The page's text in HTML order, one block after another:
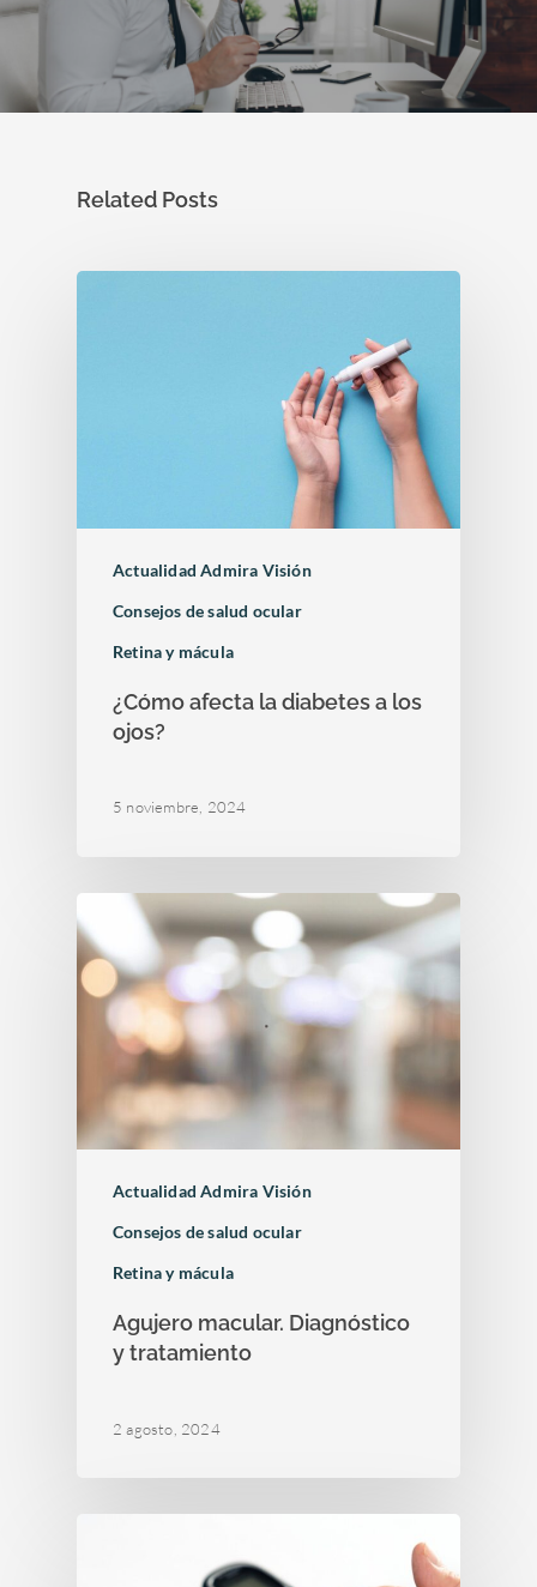
Related Posts
Actualidad Admira Visión
Consejos de salud ocular
Retina y mácula
¿Cómo afecta la diabetes a los
ojos?
5 noviembre, 2024
Actualidad Admira Visión
Consejos de salud ocular
Retina y mácula
Agujero macular. Diagnóstico
y tratamiento
2 agosto, 2024